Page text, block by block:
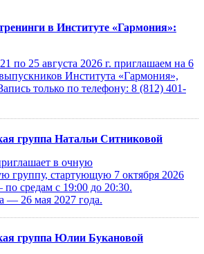
в Институте «Гармония»:
по 25 августа 2026 г. приглашаем на 6
Института «Гармония»,
только по телефону: 8 (812) 401-
группа Натальи Ситниковой
в очную
группу, стартующую 7 октября 2026
средам с 19:00 до 20:30.
— 26 мая 2027 года.
группа Юлии Букановой